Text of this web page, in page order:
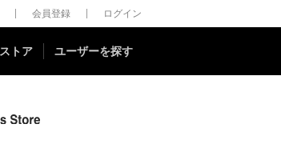
会員登録 ログイン
ストア ユーザーを探す